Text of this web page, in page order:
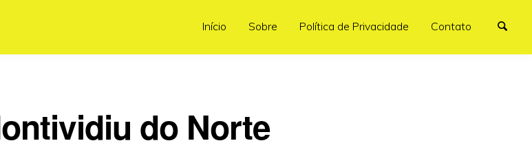
Início Sobre Política de Privacidade Contato
do Norte